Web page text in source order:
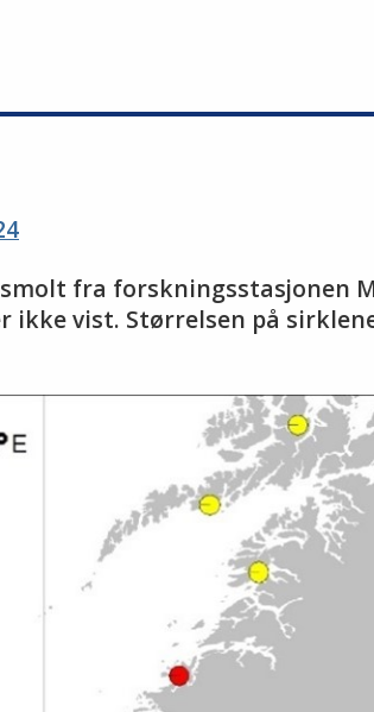
fra forsk­nings­sta­sjo­nen
ikke vist. Stør­rel­sen på